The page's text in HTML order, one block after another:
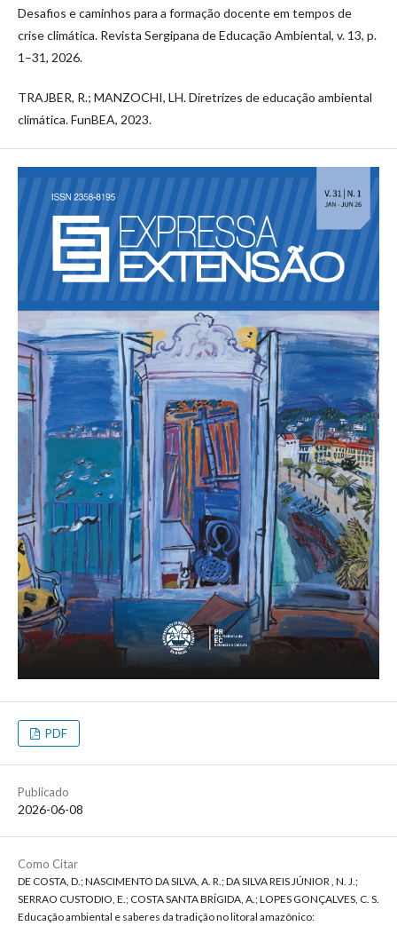
Desafios e caminhos para a formação docente em tempos de
crise climática. Revista Sergipana de Educação Ambiental, v. 13, p.
1–31, 2026.
TRAJBER, R.; MANZOCHI, LH. Diretrizes de educação ambiental
climática. FunBEA, 2023.
PDF
Publicado
2026-06-08
Como Citar
DE COSTA, D.; NASCIMENTO DA SILVA, A. R.; DA SILVA REIS JÚNIOR , N. J.;
SERRAO CUSTODIO, E.; COSTA SANTA BRÍGIDA, A.; LOPES GONÇALVES, C. S.
Educação ambiental e saberes da tradição no litoral amazônico: